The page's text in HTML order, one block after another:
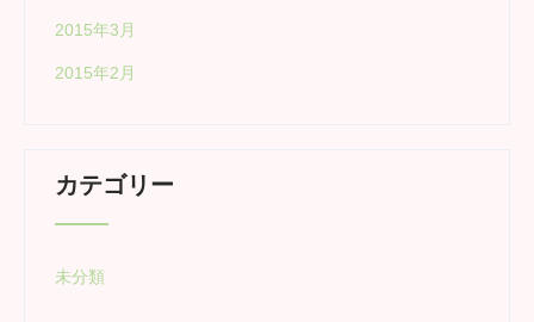
2015年3月
2015年2月
カテゴリー
未分類